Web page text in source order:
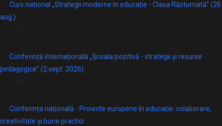
Curs național „Strategii moderne în educație - Clasa Răsturnată” (26
aug.)
Conferință internațională „Școala pozitivă - strategii și resurse
pedagogice” (2 sept. 2026)
Conferința națională - Proiecte europene în educație: colaborare,
creativitate și bune practici